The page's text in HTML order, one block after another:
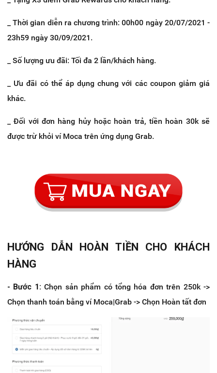
_ Thời gian diễn ra chương trình: 00h00 ngày 20/07/2021 -
23h59 ngày 30/09/2021.
_ Số lượng ưu đãi: Tối đa 2 lần/khách hàng.
_ Ưu đãi có thể áp dụng chung với các coupon giảm giá
khác.
_ Đối với đơn hàng hủy hoặc hoàn trả, tiền hoàn 30k sẽ
được trừ khỏi ví Moca trên ứng dụng Grab.
HƯỚNG DẪN HOÀN TIỀN CHO KHÁCH
HÀNG
- Bước 1:Chọn sản phẩm có tổng hóa đơn trên 250k ->
Chọn thanh toán bằng ví Moca|Grab -> Chọn Hoàn tất đơn